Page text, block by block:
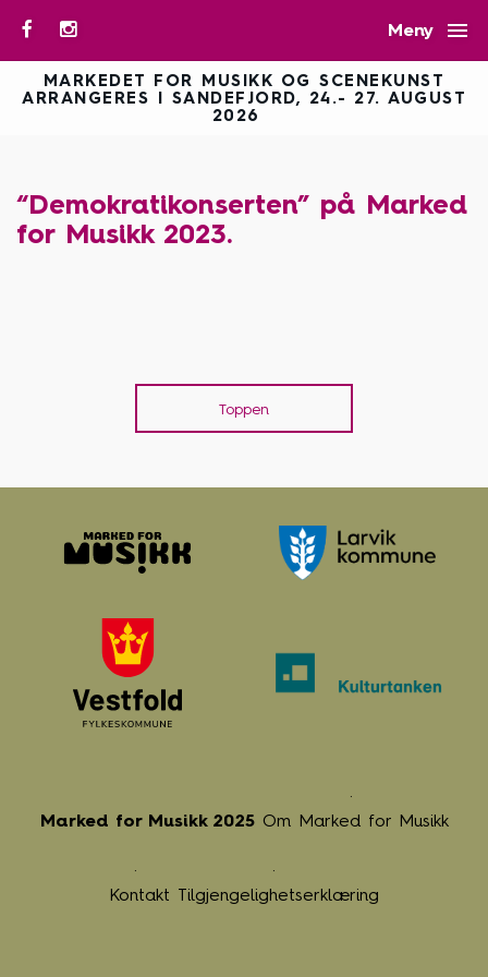
Meny 
MARKEDET FOR MUSIKK OG SCENEKUNST
ARRANGERES I SANDEFJORD, 24.- 27. AUGUST
2026
“Demokratikonserten” på Marked
for Musikk 2023.
Toppen
Marked for Musikk 2025 Om Marked for Musikk
Kontakt Tilgjengelighetserklæring